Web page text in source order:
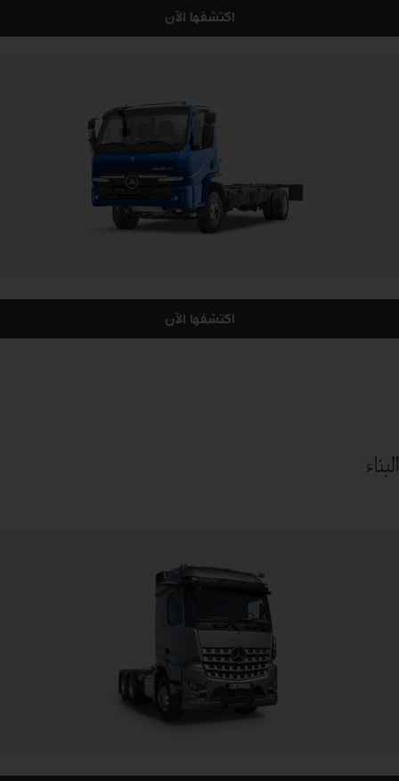
اكتشفها الآن
اكتشفها الآن
البناء